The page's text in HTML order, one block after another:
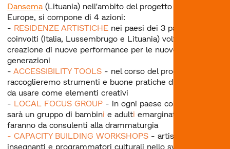
Dansema (Lituania) nell'ambito del progetto Creative
Europe, si compone di 4 azioni:
- RESIDENZE ARTISTICHE nei paesi dei 3 partner
coinvolti (Italia, Lussembrugo e Lituania) volte alla
creazione di nuove performance per le nuove
generazioni
- ACCESSIBILITY TOOLS - nel corso del progetto
raccoglieremo strumenti e buone pratiche di accessibilità
da usare come elementi creativi
- LOCAL FOCUS GROUP - in ogni paese coinvolto ci
sarà un gruppo di bambini e adulti emarginati che
faranno da consulenti alla drammaturgia
- CAPACITY BUILDING WORKSHOPS - artist
insegnanti e programmatori culturali nello sviluppo di